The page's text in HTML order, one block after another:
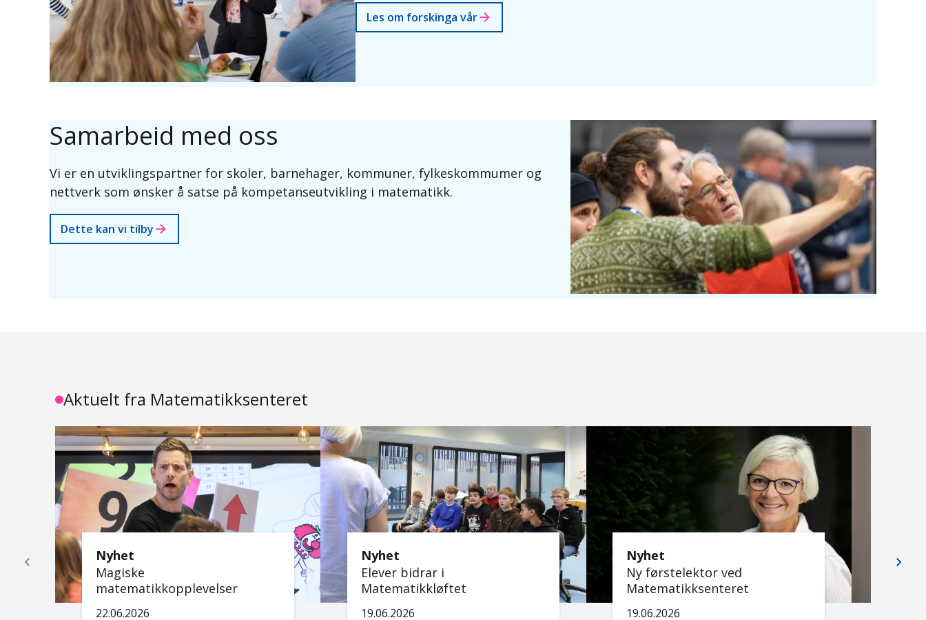
Les om forskinga vår
Samarbeid med oss
Vi er en utviklingspartner for skoler, barnehager, kommuner, fylkeskommumer og
nettverk som ønsker å satse på kompetanseutvikling i matematikk.
Dette kan vi tilby
Aktuelt fra Matematikksenteret
Nyhet
Magiske
matematikkopplevelser
22.06.2026
Nyhet
Elever bidrar i
Matematikkløftet
19.06.2026
Nyhet
Ny førstelektor ved
Matematikksenteret
19.06.2026